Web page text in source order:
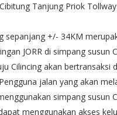
Tanjung Priok
sepanjang +/- 34KM
JORR di simpang susun
Cilincing akan
Pengguna jalan yang akan
simpang susun
menggunakan akses